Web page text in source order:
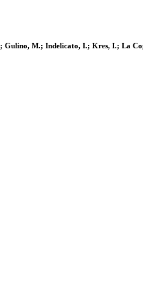
M.; Indelicato, I.; Kres, I.; La